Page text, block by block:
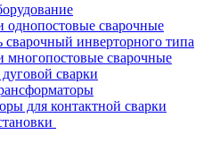
однопостовые сварочные
инверторного типа
многопостовые сварочные
сварки
для контактной сварки